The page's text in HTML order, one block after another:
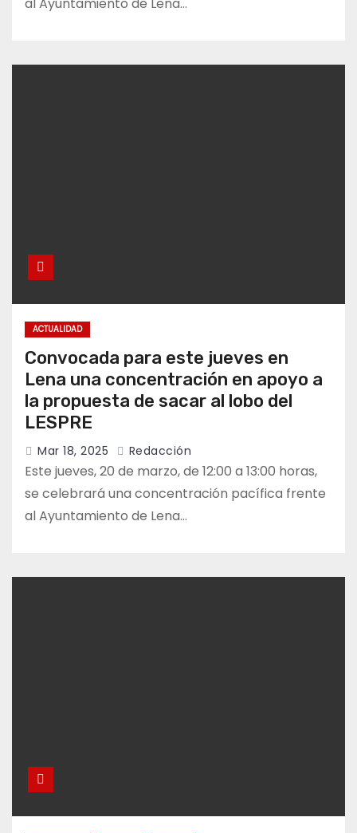
al Ayuntamiento de Lena…
ACTUALIDAD
Convocada para este jueves en
Lena una concentración en apoyo a
la propuesta de sacar al lobo del
LESPRE
Mar 18, 2025 Redacción
Este jueves, 20 de marzo, de 12:00 a 13:00 horas,
se celebrará una concentración pacífica frente
al Ayuntamiento de Lena…